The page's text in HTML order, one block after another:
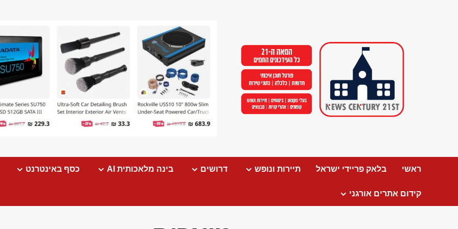
ראשי בלאק פריידי ישראל תיירות ונופש דרושים בינה מלאכותית AI כסף באינטרנט
קידום אתרים אורגני